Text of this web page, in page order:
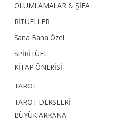
OLUMLAMALAR & ŞİFA
RİTÜELLER
Sana Bana Özel
SPİRİTÜEL
KİTAP ÖNERİSİ
TAROT
TAROT DERSLERİ
BÜYÜK ARKANA